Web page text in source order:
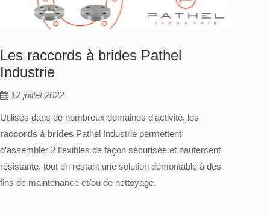
Les raccords à brides Pathel
Industrie
12 juillet 2022
Utilisés dans de nombreux domaines d’activité, les
raccords à brides Pathel Industrie permettent
d’assembler 2 flexibles de façon sécurisée et hautement
résistante, tout en restant une solution démontable à des
fins de maintenance et/ou de nettoyage.